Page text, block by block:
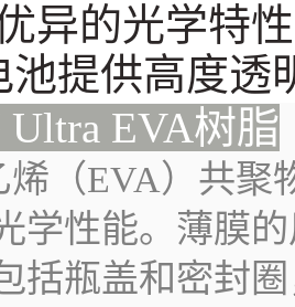
异的光学特性
池提供高度透
EVA树脂
烯（EVA）共聚
学性能。薄膜
括瓶盖和密封